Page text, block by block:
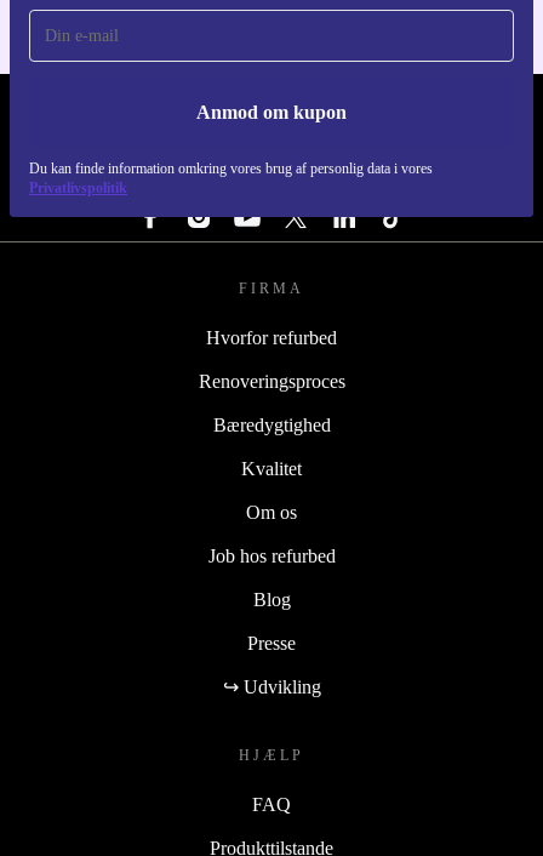
Anmod om kupon
Du kan finde information omkring vores brug af personlig data i vores
Privatlivspolitik
REFURBED DANMARK - RETHINK NEW.
FØLG OS
FIRMA
Hvorfor refurbed
Renoveringsproces
Bæredygtighed
Kvalitet
Om os
Job hos refurbed
Blog
Presse
↪ Udvikling
HJÆLP
FAQ
Produkttilstande